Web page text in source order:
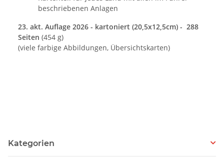
beschriebenen Anlagen
23. akt. Auflage 2026 - kartoniert (20,5x12,5cm) - 288
Seiten (454 g)
(viele farbige Abbildungen, Übersichtskarten)
Kategorien